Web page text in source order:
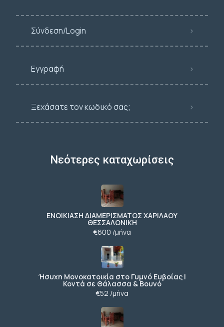
Σύνδεση/Login
Εγγραφή
Ξεχάσατε τον κωδικό σας;
Νεότερες καταχωρίσεις
ΕΝΟΙΚΙΑΣΗ ΔΙΑΜΕΡΙΣΜΑΤΟΣ ΧΑΡΙΛΑΟΥ
ΘΕΣΣΑΛΟΝΙΚΗ
€600 /μήνα
Ήσυχη Μονοκατοικία στο Γυμνό Ευβοίας |
Κοντά σε Θάλασσα & Βουνό
€52 /μήνα